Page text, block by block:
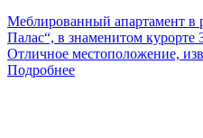
Меблированный апартамент в
Палас“, в знаменитом
Отличное местоположение,
Подробнее